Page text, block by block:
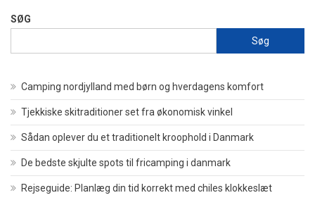
til
SØG
Søg
Camping nordjylland med børn og hverdagens komfort
Tjekkiske skitraditioner set fra økonomisk vinkel
Sådan oplever du et traditionelt kroophold i Danmark
De bedste skjulte spots til fricamping i danmark
Rejseguide: Planlæg din tid korrekt med chiles klokkeslæt